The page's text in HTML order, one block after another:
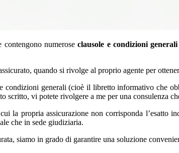
contengono numeroseclausole e condizioni generali
quando si rivolge al proprio agente per
condizioni generali (cioè il libretto informativo che
scritto, vi potete rivolgere a me per una consulenza
la propria assicurazione non corrisponda l’esatto
che in sede giudiziaria.
siamo in grado di garantire una soluzione